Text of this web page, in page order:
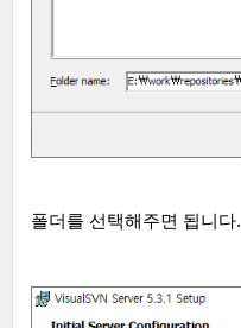
폴더를 선택해주면 됩니다.